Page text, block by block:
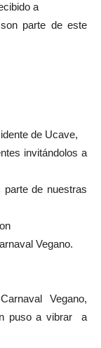
a
parte de este
de Ucave,
invitándolos a
de nuestras
Vegano.
Vegano,
puso a vibrar a